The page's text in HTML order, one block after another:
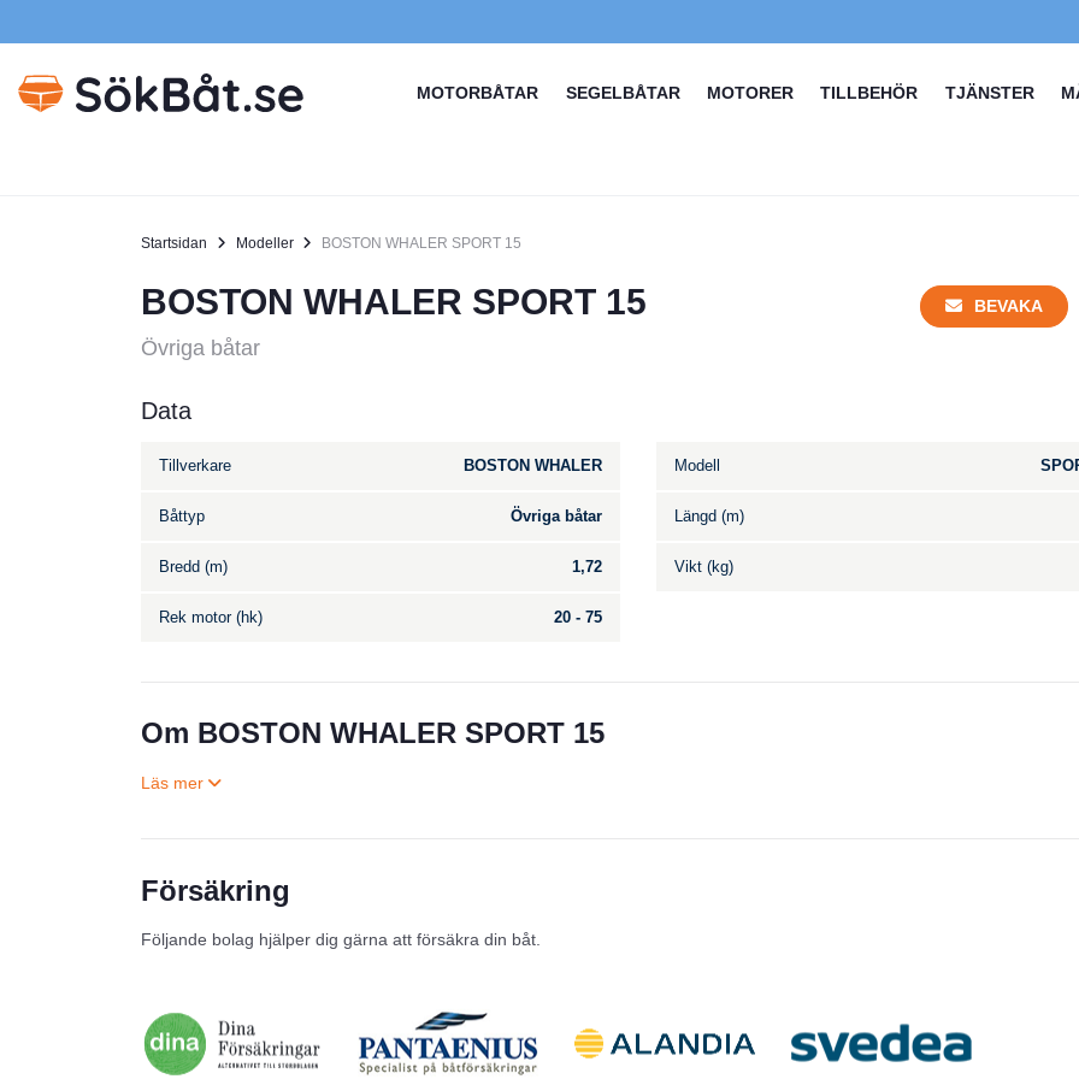
MOTORBÅTAR SEGELBÅTAR MOTORER TILLBEHÖR TJÄNSTER
Startsidan Modeller BOSTON WHALER SPORT 15
BOSTON WHALER SPORT 15
Övriga båtar
BEVAKA
Data
Tillverkare BOSTON WHALER Modell
Båttyp Övriga båtar Längd (m)
Bredd (m) 1,72 Vikt (kg)
Rek motor (hk) 20 - 75
Om BOSTON WHALER SPORT 15
Försäkring
Följande bolag hjälper dig gärna att försäkra din båt.